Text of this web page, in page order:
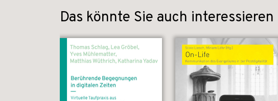
Das könnte Sie auch interessieren